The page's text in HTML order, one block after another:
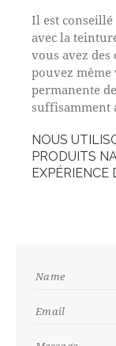
Il est conseillé
avec la
vous avez
pouvez même
permanente
suffisamment
NOUS
PRODUITS
EXPÉRIENCE